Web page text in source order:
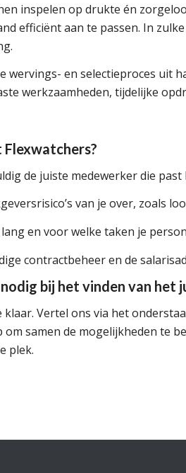
inspelen op drukte én
efficiënt aan te passen. In
wervings- en selectieproces uit
werkzaamheden, tijdelijke
de juiste medewerker die
van je over, zoals
en voor welke taken je
contractbeheer en de
bij het vinden van het
Vertel ons via het
samen de mogelijkheden te
plek.